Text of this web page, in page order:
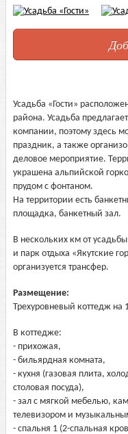
Усадьба «Гости»
района. Усадьба
компании, поэтому здесь
праздник, а также
деловое мероприятие.
украшена альпийской
прудом с фонтаном.
На территории есть
площадка, банкетный зал.
В нескольких км от
и парк отдыха «Якутские
организуется трансфер.
Размещение:
Трехуровневый коттедж на
В коттедже:
- прихожая,
- бильярдная комната,
- кухня (газовая плита,
столовая посуда),
- зал с мягкой мебелью,
телевизором и
- спальня 1 (2-спальная